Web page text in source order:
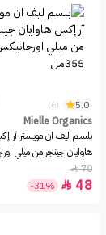
5.0
(6)
Mielle Organics
بلسم ليف ان مويستر آر
هاوايان جينجر من ميلي
- 355مل
70

48

-31%